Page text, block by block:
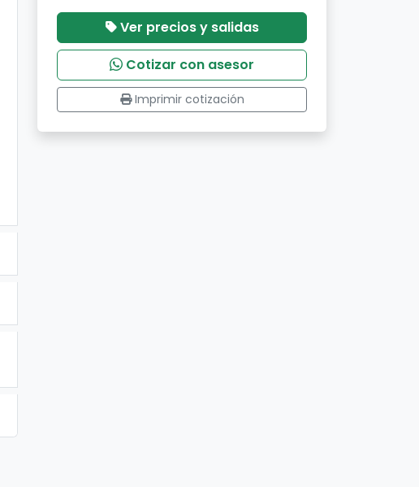
Ver precios y salidas
Cotizar con asesor
Imprimir cotización